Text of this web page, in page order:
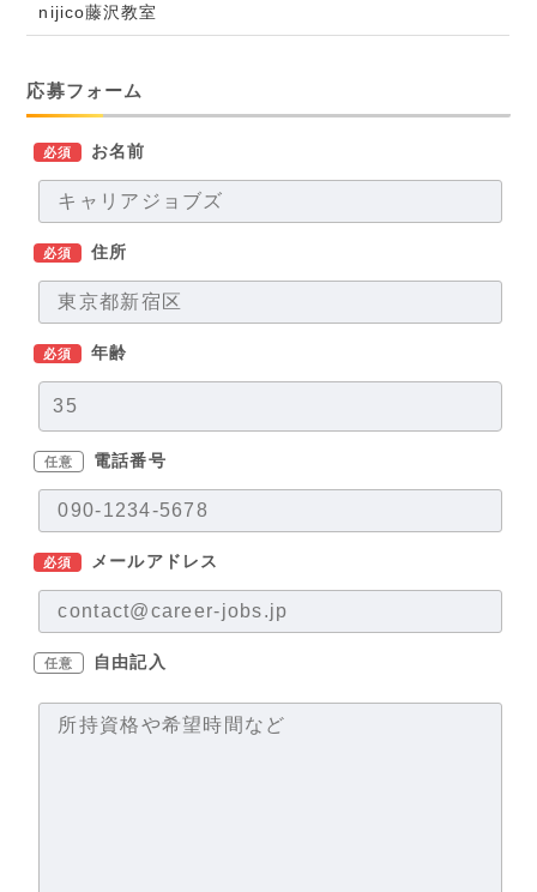
nijico藤沢教室
応募フォーム
必須 お名前
必須 住所
必須 年齢
任意 電話番号
必須 メールアドレス
任意 自由記入